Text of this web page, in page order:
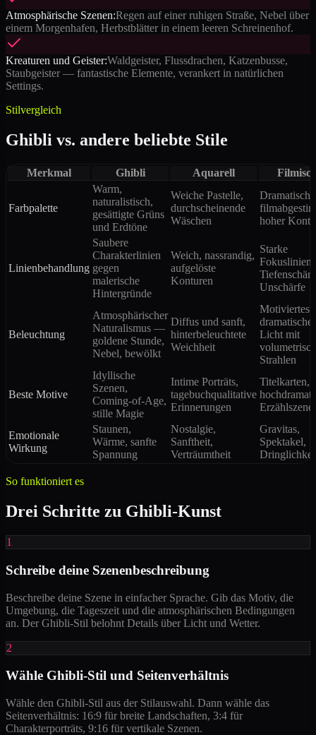
Atmosphärische Szenen:Regen auf einer ruhigen Straße, Nebel über
einem Morgenhafen, Herbstblätter in einem leeren Schreinenhof.
Kreaturen und Geister:Waldgeister, Flussdrachen, Katzenbusse,
Staubgeister — fantastische Elemente, verankert in natürlichen
Settings.
Stilvergleich
Ghibli vs. andere beliebte Stile
Merkmal Ghibli Aquarell
Farbpalette
Warm,
naturalistisch,
gesättigte Grüns
und Erdtöne
Weiche Pastelle,
durchscheinende
Wäschen
Dramatisch,
hoher
Linienbehandlung
Saubere
Charakterlinien
gegen
malerische
Hintergründe
Weich, nassrandig,
aufgelöste
Konturen
Starke
Fokuslinien,
Unschärfe
Beleuchtung
Atmosphärischer
Naturalismus —
goldene Stunde,
Nebel, bewölkt
Diffus und sanft,
hinterbeleuchtete
Weichheit
Motiviertes
dramatisches
Licht mit
Strahlen
Beste Motive
Idyllische
Szenen,
Coming-of-Age,
stille Magie
Intime Porträts,
tagebuchqualitative
Erinnerungen
Titelkarten,
Emotionale
Wirkung
Staunen,
Wärme, sanfte
Spannung
Nostalgie,
Sanftheit,
Verträumtheit
Gravitas,
Spektakel,
So funktioniert es
Drei Schritte zu Ghibli-Kunst
1
Schreibe deine Szenenbeschreibung
Beschreibe deine Szene in einfacher Sprache. Gib das Motiv, die
Umgebung, die Tageszeit und die atmosphärischen Bedingungen
an. Der Ghibli-Stil belohnt Details über Licht und Wetter.
2
Wähle Ghibli-Stil und Seitenverhältnis
Wähle den Ghibli-Stil aus der Stilauswahl. Dann wähle das
Seitenverhältnis: 16:9 für breite Landschaften, 3:4 für
Charakterporträts, 9:16 für vertikale Szenen.